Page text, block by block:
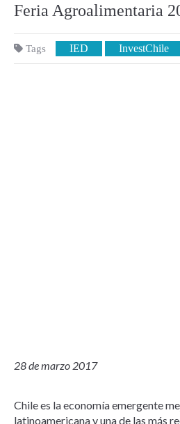
Feria Agroalimentaria
Tags IED InvestChile
28 de marzo 2017
Chile es la economía emergente
latinoamericana y una de las más